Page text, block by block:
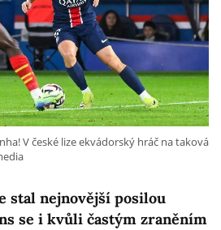
stal nejnovější posilou
se i kvůli častým zraněním
V české lize ekvádorský hráč na taková